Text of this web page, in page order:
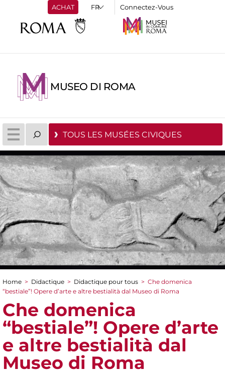
ACHAT Connectez-Vous
MUSEO DI ROMA
TOUS LES MUSÉES CIVIQUES
You are here
Home > Didactique > Didactique pour tous > Che domenica
“bestiale”! Opere d’arte e altre bestialità dal Museo di Roma
Che domenica
“bestiale”! Opere d’arte
e altre bestialità dal
Museo di Roma